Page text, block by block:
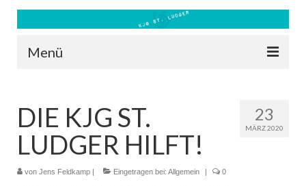
Menü
Kontakt
Bilder
Freizeit 2026
23
MÄRZ 2020
DIE KJG ST.
LUDGER HILFT!
von Jens Feldkamp | Eingetragen bei: Allgemein | 0